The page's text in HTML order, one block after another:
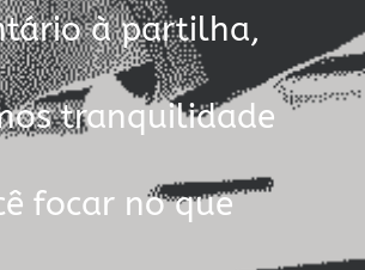
à partilha,
tranquilidade
focar no que